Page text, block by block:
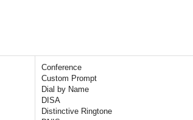
Conference
Custom Prompt
Dial by Name
DISA
Distinctive Ringtone